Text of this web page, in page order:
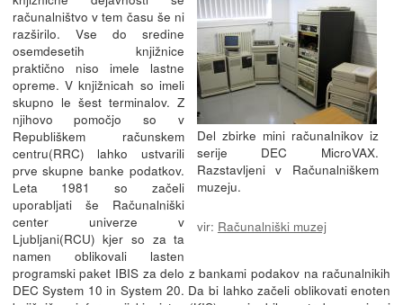
Del zbirke mini računalnikov iz
serije DEC MicroVAX.
Razstavljeni v Računalniškem
muzeju.
vir: Računalniški muzej
računalništvo v tem času še ni
razširilo. Vse do sredine
osemdesetih knjižnice
praktično niso imele lastne
opreme. V knjižnicah so imeli
skupno le šest terminalov. Z
njihovo pomočjo so v
Republiškem računskem
centru(RRC) lahko ustvarili
prve skupne banke podatkov.
Leta 1981 so začeli
uporabljati še Računalniški
center univerze v
Ljubljani(RCU) kjer so za ta
namen oblikovali lasten
programski paket IBIS za delo z bankami podakov na računalnikih
DEC System 10 in System 20. Da bi lahko začeli oblikovati enoten